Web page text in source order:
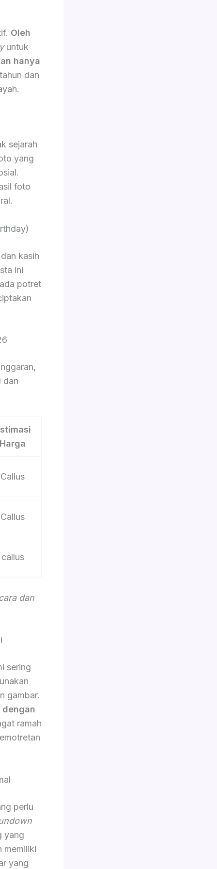
Oleh
untuk
hanya
dan
sejarah
yang
foto
kasih
ini
potret
dan
Harga
Callus
Callus
callus
dan
sering
gambar.
ramah
perlu
yang
memiliki
yang